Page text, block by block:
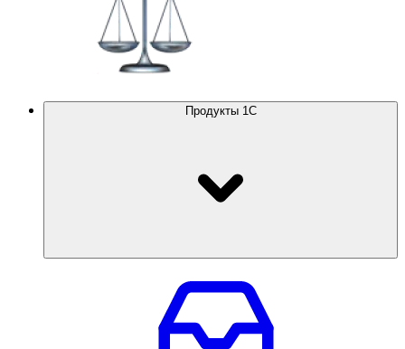
Продукты 1С